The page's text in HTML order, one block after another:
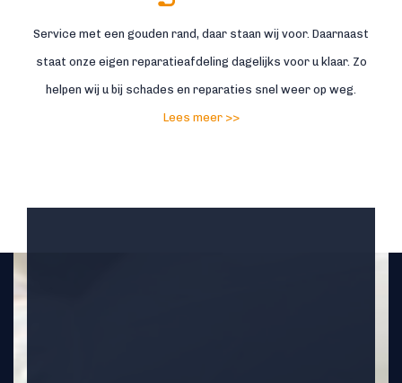
Service met een gouden rand, daar staan wij voor. Daarnaast
staat onze eigen reparatieafdeling dagelijks voor u klaar. Zo
helpen wij u bij schades en reparaties snel weer op weg.
Lees meer >>